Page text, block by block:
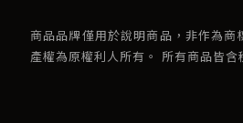
商品品牌僅用於說明商品，非作為商
產權為原權利人所有。 所有商品皆